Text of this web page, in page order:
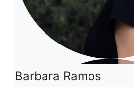
Barbara Ramos